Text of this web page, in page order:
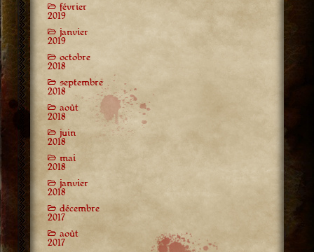
février
2019
janvier
2019
octobre
2018
septembre
2018
août
2018
juin
2018
mai
2018
janvier
2018
décembre
2017
août
2017